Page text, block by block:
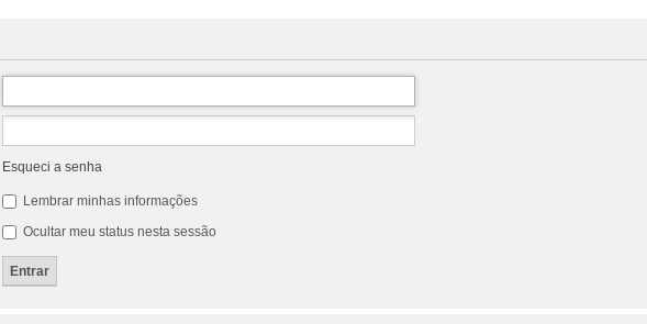
Esqueci a senha
Lembrar minhas informações
Ocultar meu status nesta sessão